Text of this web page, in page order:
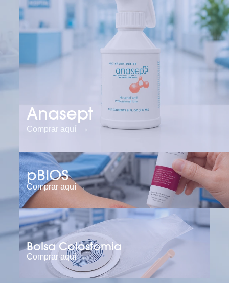
Anasept
Comprar aquí →
pBIOS
Comprar aquí →
Bolsa Colostomia
Comprar aquí →